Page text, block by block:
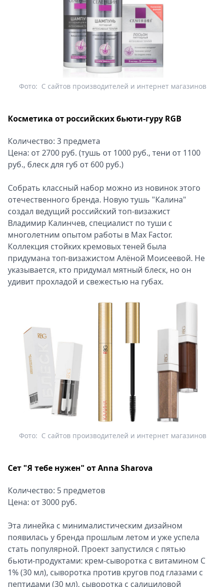
С сайтов производителей и интернет магазинов
Фото:
Косметика от российских бьюти-гуру RGB
Количество: 3 предмета
Цена: от 2700 руб. (тушь от 1000 руб., тени от 1100
руб., блеск для губ от 600 руб.)
Собрать классный набор можно из новинок этого
отечественного бренда. Новую тушь "Калина"
создал ведущий российский топ-визажист
Владимир Калинчев, специалист по туши с
многолетним опытом работы в Max Factor.
Коллекция стойких кремовых теней была
придумана топ-визажистом Алёной Моисеевой. Не
указывается, кто придумал мятный блеск, но он
удивит прохладой и свежестью на губах.
С сайтов производителей и интернет магазинов
Фото:
Сет "Я тебе нужен" от Anna Sharova
Количество: 5 предметов
Цена: от 3000 руб.
Эта линейка с минималистическим дизайном
появилась у бренда прошлым летом и уже успела
стать популярной. Проект запустился с пятью
бьюти-продуктами: крем-сыворотка с витамином С
1% (30 мл), сыворотка против кругов под глазами с
пептидами (30 мл), сыворотка с салициловой